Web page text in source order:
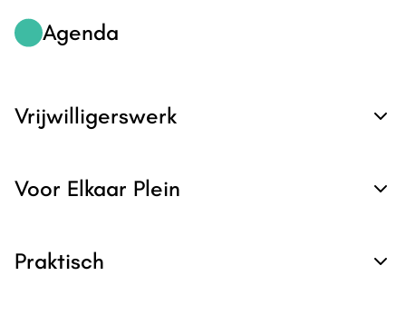
Agenda
Vrijwilligerswerk
Voor Elkaar Plein
Praktisch